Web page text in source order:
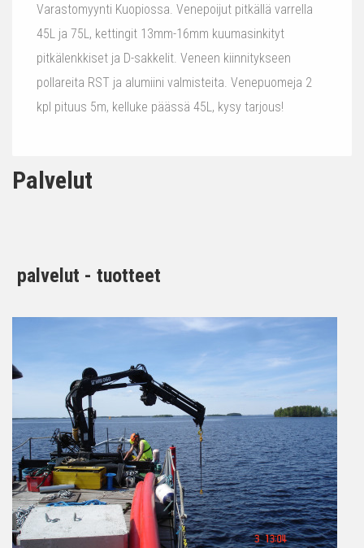
Varastomyynti Kuopiossa. Venepoijut pitkällä varrella
45L ja 75L, kettingit 13mm-16mm kuumasinkityt
pitkälenkkiset ja D-sakkelit. Veneen kiinnitykseen
pollareita RST ja alumiini valmisteita. Venepuomeja 2
kpl pituus 5m, kelluke päässä 45L, kysy tarjous!
Palvelut
palvelut - tuotteet